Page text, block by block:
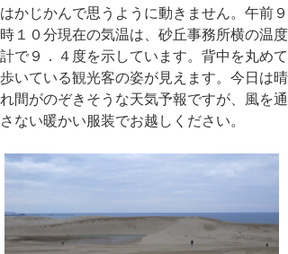
はかじかんで思うように動きません。午前９
時１０分現在の気温は、砂丘事務所横の温度
計で９．４度を示しています。背中を丸めて
歩いている観光客の姿が見えます。今日は晴
れ間がのぞきそうな天気予報ですが、風を通
さない暖かい服装でお越しください。